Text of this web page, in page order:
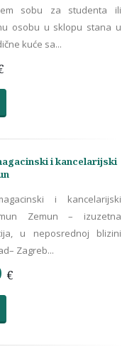
sobu za studenta ili
osobu u sklopu stana u
kuće sa...
i kancelarijski
i kancelarijski
Zemun – izuzetna
u neposrednoj blizini
Zagreb...
€